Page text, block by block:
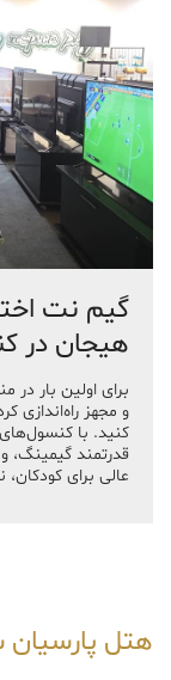
گیم نت
هیجان در
برای اولین بار
و مجهز راه‌اندازی
قدرتمند گیمینگ،
عالی برای
هتل